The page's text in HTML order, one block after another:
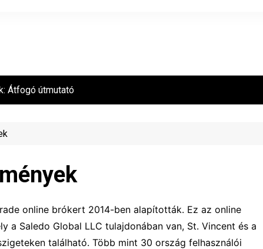
Átfogó útmutató
online brókert 2014-ben alapították. Ez az online
a Saledo Global LLC tulajdonában van, St. Vincent és a
található. Több mint 30 ország felhasználói